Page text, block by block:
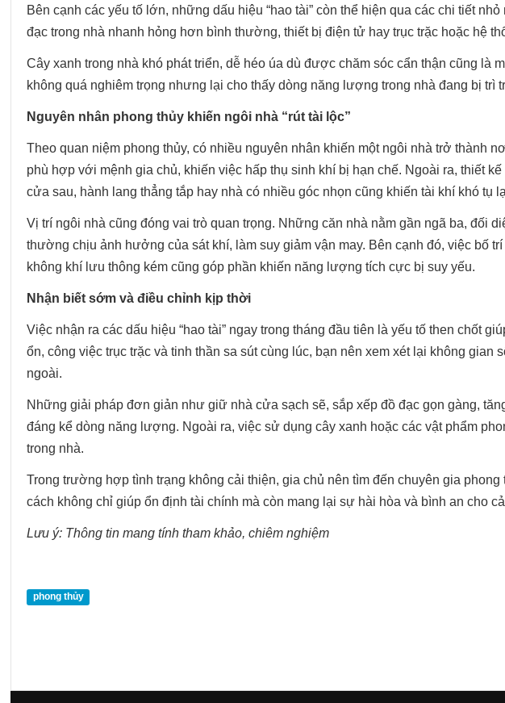
Bên cạnh các yếu tố lớn, những dấu hiệu “hao tài” còn thể hiện qua các chi tiết
đạc trong nhà nhanh hỏng hơn bình thường, thiết bị điện tử hay trục trặc hoặc hệ
Cây xanh trong nhà khó phát triển, dễ héo úa dù được chăm sóc cẩn thận cũng là
không quá nghiêm trọng nhưng lại cho thấy dòng năng lượng trong nhà đang bị trì
Nguyên nhân phong thủy khiến ngôi nhà “rút tài lộc”
Theo quan niệm phong thủy, có nhiều nguyên nhân khiến một ngôi nhà trở thành
phù hợp với mệnh gia chủ, khiến việc hấp thụ sinh khí bị hạn chế. Ngoài ra, thiết
cửa sau, hành lang thẳng tắp hay nhà có nhiều góc nhọn cũng khiến tài khí khó tụ
Vị trí ngôi nhà cũng đóng vai trò quan trọng. Những căn nhà nằm gần ngã ba, đối
thường chịu ảnh hưởng của sát khí, làm suy giảm vận may. Bên cạnh đó, việc bố
không khí lưu thông kém cũng góp phần khiến năng lượng tích cực bị suy yếu.
Nhận biết sớm và điều chỉnh kịp thời
Việc nhận ra các dấu hiệu “hao tài” ngay trong tháng đầu tiên là yếu tố then chốt
ổn, công việc trục trặc và tinh thần sa sút cùng lúc, bạn nên xem xét lại không gian
ngoài.
Những giải pháp đơn giản như giữ nhà cửa sạch sẽ, sắp xếp đồ đạc gọn gàng,
đáng kể dòng năng lượng. Ngoài ra, việc sử dụng cây xanh hoặc các vật phẩm
trong nhà.
Trong trường hợp tình trạng không cải thiện, gia chủ nên tìm đến chuyên gia
cách không chỉ giúp ổn định tài chính mà còn mang lại sự hài hòa và bình an cho
Lưu ý: Thông tin mang tính tham khảo, chiêm nghiệm
phong thủy